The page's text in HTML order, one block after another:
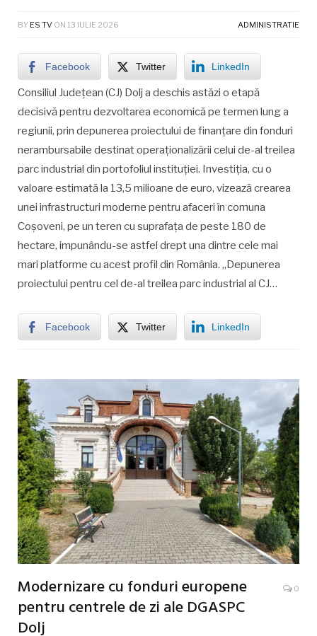
BY ES TV ON 13 IULIE 2026 ADMINISTRATIE
Facebook Twitter LinkedIn
Consiliul Județean (CJ) Dolj a deschis astăzi o etapă
decisivă pentru dezvoltarea economică pe termen lung a
regiunii, prin depunerea proiectului de finanțare din fonduri
nerambursabile destinat operaționalizării celui de-al treilea
parc industrial din portofoliul instituției. Investiția, cu o
valoare estimată la 13,5 milioane de euro, vizează crearea
unei infrastructuri moderne pentru afaceri în comuna
Coșoveni, pe un teren cu suprafața de peste 180 de
hectare, impunându-se astfel drept una dintre cele mai
mari platforme cu acest profil din România. „Depunerea
proiectului pentru cel de-al treilea parc industrial al CJ…
Facebook Twitter LinkedIn
Modernizare cu fonduri europene
pentru centrele de zi ale DGASPC
Dolj
0